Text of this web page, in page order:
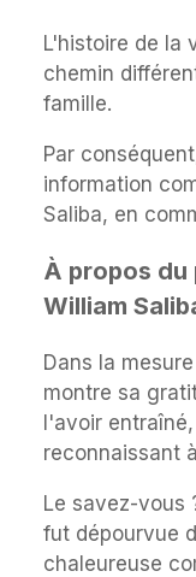
L'histoire de la
chemin
famille.
Par
information
Saliba, en
À propos du
William
Dans la
montre sa
l'avoir
reconnaissant
Le savez-vous
fut dépourvue
chaleureuse